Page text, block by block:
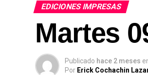
EDICIONES IMPRESAS
Martes
Publicado hace 2 meses
Por Erick Cochachin